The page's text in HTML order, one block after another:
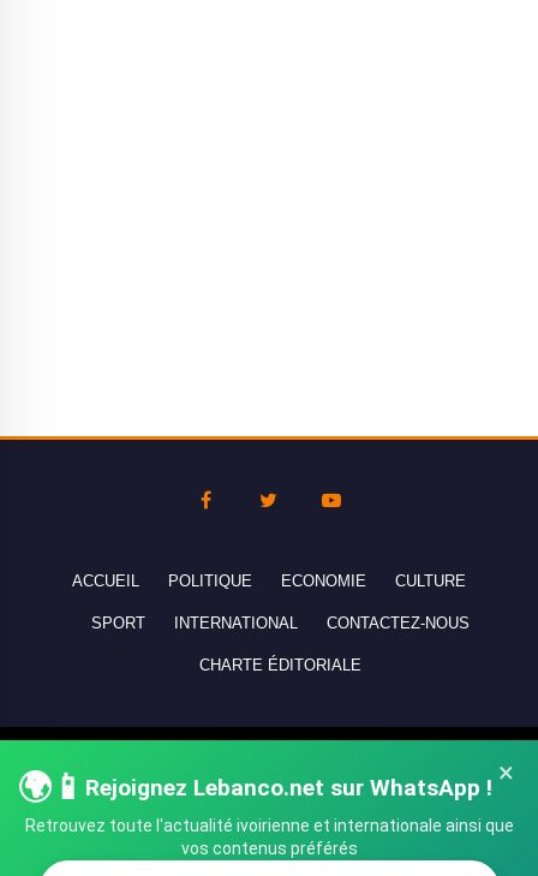
×
🌍📱 Rejoignez Lebanco.net sur WhatsApp !
Retrouvez toute l'actualité ivoirienne et internationale ainsi que
vos contenus préférés
ACCUEIL POLITIQUE ECONOMIE CULTURE
SPORT INTERNATIONAL CONTACTEZ-NOUS
CHARTE ÉDITORIALE
réservés - All rights reserved.